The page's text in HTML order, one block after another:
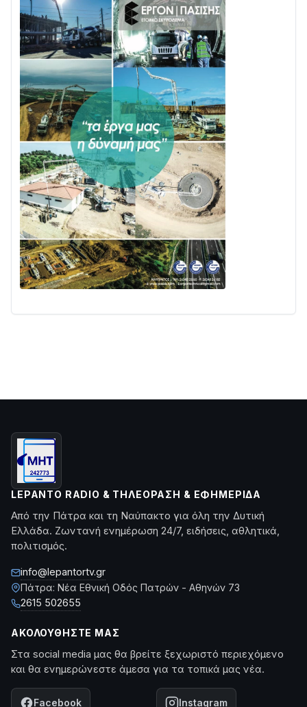
LEPANTO RADIO & ΤΗΛΕΌΡΑΣΗ & ΕΦΗΜΕΡΊΔΑ
Από την Πάτρα και τη Ναύπακτο για όλη την Δυτική
Ελλάδα. Ζωντανή ενημέρωση 24/7, ειδήσεις, αθλητικά,
πολιτισμός.
info@lepantortv.gr
Πάτρα: Νέα Εθνική Οδός Πατρών - Αθηνών 73
2615 502655
ΑΚΟΛΟΥΘΉΣΤΕ ΜΑΣ
Στα social media μας θα βρείτε ξεχωριστό περιεχόμενο
και θα ενημερώνεστε άμεσα για τα τοπικά μας νέα.
Facebook Instagram